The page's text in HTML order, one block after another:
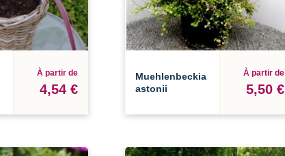
À partir de
4,54 €
Muehlenbeckia
astonii
À partir de
5,50 €